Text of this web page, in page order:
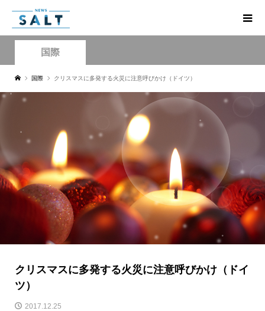
国際
国際 クリスマスに多発する火災に注意呼びかけ（ドイツ）
クリスマスに多発する火災に注意呼びかけ（ドイ
ツ）
2017.12.25